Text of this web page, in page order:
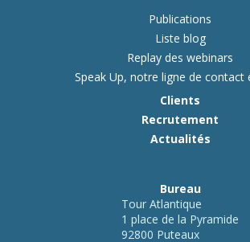
Publications
Liste blog
Replay des webinars
Speak Up, notre ligne de contact
Clients
Recrutement
Actualités
Bureau
Tour Atlantique
1 place de la Pyramide
92800 Puteaux